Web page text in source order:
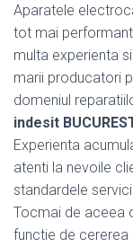
Aparatele
tot mai
multa experienta
marii producatori
domeniul
indesit
Experienta
atenti la nevoile
standardele
Tocmai de aceea
functie de cererea